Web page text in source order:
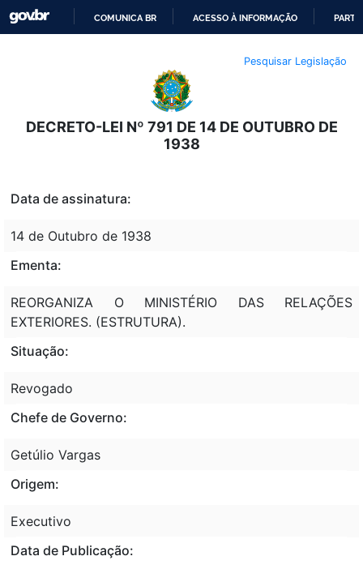
O
CONTEÚDO
COMUNICA BR ACESSO À INFORMAÇÃO
Pesquisar Legislação
DECRETO-LEI Nº 791 DE 14 DE OUTUBRO DE
1938
Data de assinatura:
14 de Outubro de 1938
Ementa:
REORGANIZA O MINISTÉRIO DAS RELAÇÕES
EXTERIORES. (ESTRUTURA).
Situação:
Revogado
Chefe de Governo:
Getúlio Vargas
Origem:
Executivo
Data de Publicação: